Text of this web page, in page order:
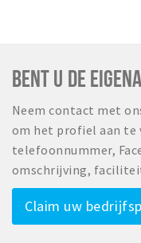
BENT U DE
Neem contact met
om het profiel aan te
telefoonnummer,
omschrijving,
Claim uw